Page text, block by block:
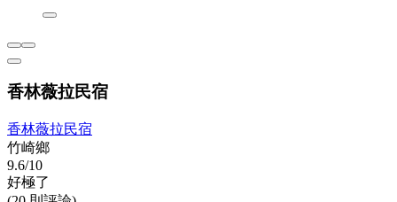
香林薇拉民宿
香林薇拉民宿
竹崎鄉
9.6/10
好極了